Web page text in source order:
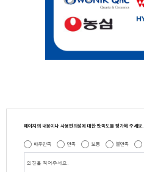
페이지의 내용이나 사용편의성에 대한 만족도를 평가해 주세요.
매우만족 만족 보통 불만족